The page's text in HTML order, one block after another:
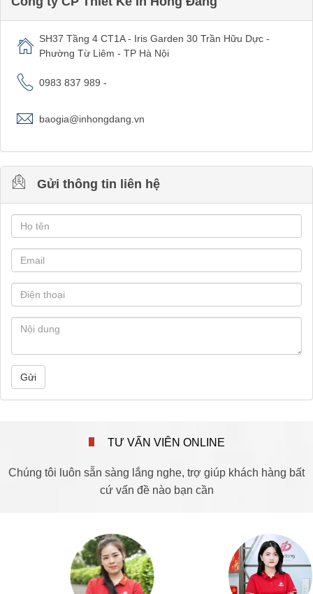
SH37 Tầng 4 CT1A - Iris Garden 30 Trần Hữu Dực -
Phường Từ Liêm - TP Hà Nội
0983 837 989 -
baogia@inhongdang.vn
Gửi thông tin liên hệ
Gửi
TƯ VẤN VIÊN ONLINE
Chúng tôi luôn sẵn sàng lắng nghe, trợ giúp khách hàng bất
cứ vấn đề nào bạn cần